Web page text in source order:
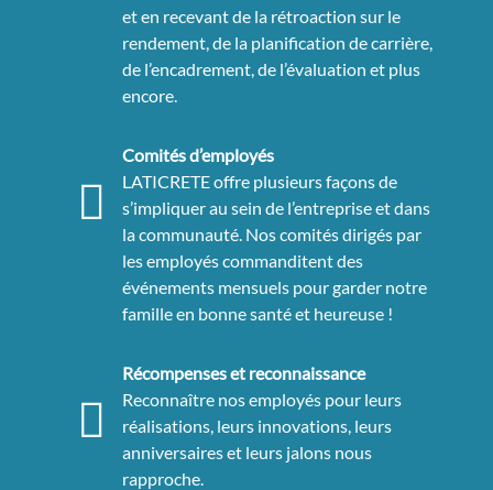
et en recevant de la rétroaction sur le
rendement, de la planification de carrière,
de l’encadrement, de l’évaluation et plus
encore.
Comités d’employés
LATICRETE offre plusieurs façons de
s’impliquer au sein de l’entreprise et dans
la communauté. Nos comités dirigés par
les employés commanditent des
événements mensuels pour garder notre
famille en bonne santé et heureuse !
Récompenses et reconnaissance
Reconnaître nos employés pour leurs
réalisations, leurs innovations, leurs
anniversaires et leurs jalons nous
rapproche.